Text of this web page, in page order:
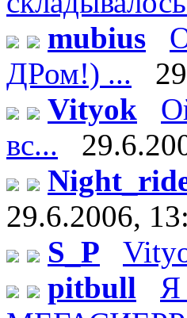
mubius
ДРом!) ...
Vityok
вс...
29.6.2006,
S_P
pitbull
Я